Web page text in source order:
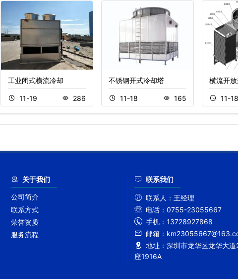
工业闭式横流冷却
11-19 286
不锈钢开式冷却塔
11-18 165
横流开
11-18
关于我们
公司简介
联系方式
荣誉资质
服务流程
联系我们
联系人： 王经理
电话： 0755-23055667
手机： 13728927868
邮箱：
地址： 深圳市龙华区龙华大
座1916A